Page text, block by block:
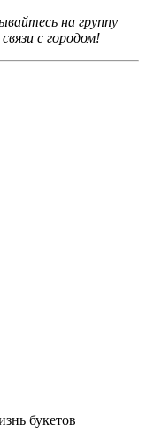
на группу
с городом!
букетов